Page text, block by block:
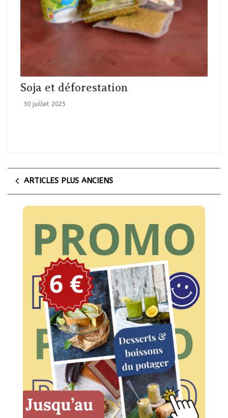
Soja et déforestation
30 juillet 2025
ARTICLES PLUS ANCIENS